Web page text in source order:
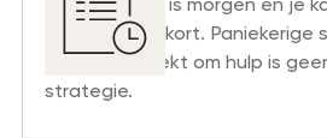
personeelstekort. Paniekerige
mensen smeekt om hulp is
strategie.